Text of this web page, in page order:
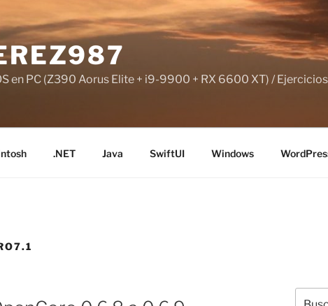
en PC (Z390 Aorus Elite + i9-9900 + RX 6600 XT) / Ejercicios
.NET Java SwiftUI Windows